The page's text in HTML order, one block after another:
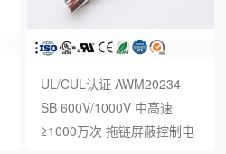
UL/CUL认证 AWM20234-
SB 600V/1000V 中高速
≥1000万次 拖链屏蔽控制电